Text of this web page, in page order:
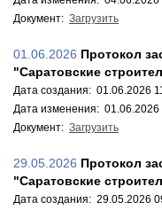
Документ: Загрузить
01.06.2026 Протокол
"Саратовские
Дата создания: 01.06.2026
Дата изменения: 01.06.2026
Документ: Загрузить
29.05.2026 Протокол
"Саратовские
Дата создания: 29.05.2026